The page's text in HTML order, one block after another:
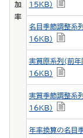
加
率
15KB）
名目季節調整系
16KB）
実質原系列(前年
16KB）
実質季節調整系
16KB）
年率換算の名目